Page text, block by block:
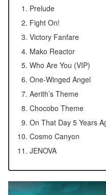
Prelude
Fight On!
Victory Fanfare
Mako Reactor
Who Are You (VIP)
One-Winged Angel
Aerith’s Theme
Chocobo Theme
On That Day 5 Years
Cosmo Canyon
JENOVA